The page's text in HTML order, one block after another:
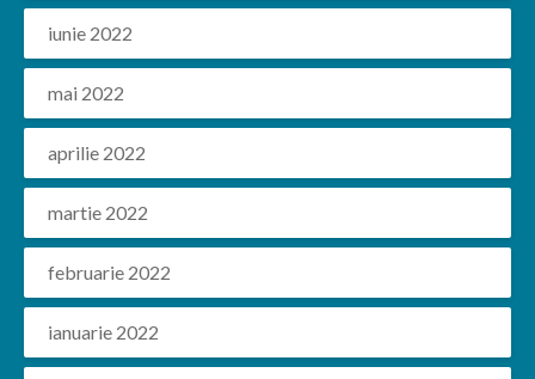
iunie 2022
mai 2022
aprilie 2022
martie 2022
februarie 2022
ianuarie 2022